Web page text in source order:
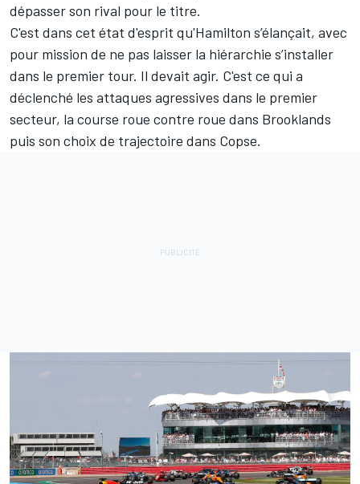
dépasser son rival pour le titre.
C'est dans cet état d'esprit qu'Hamilton s’élançait, avec
pour mission de ne pas laisser la hiérarchie s’installer
dans le premier tour. Il devait agir. C'est ce qui a
déclenché les attaques agressives dans le premier
secteur, la course roue contre roue dans Brooklands
puis son choix de trajectoire dans Copse.